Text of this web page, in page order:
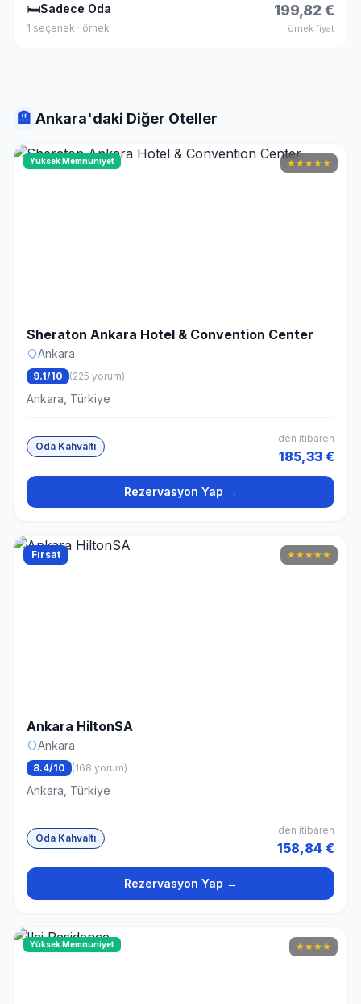
🛏Sadece Oda
1 seçenek · örnek
199,82 €
örnek fiyat
🏨 Ankara'daki Diğer Oteller
Yüksek Memnuniyet ★★★★★
Sheraton Ankara Hotel & Convention Center
Ankara
9.1/10 (225 yorum)
Ankara, Türkiye
Oda Kahvaltı
den itibaren
185,33 €
Rezervasyon Yap →
Fırsat ★★★★★
Ankara HiltonSA
Ankara
8.4/10 (168 yorum)
Ankara, Türkiye
Oda Kahvaltı
den itibaren
158,84 €
Rezervasyon Yap →
Yüksek Memnuniyet ★★★★